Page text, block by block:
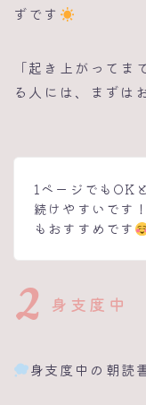
ずです
「起き上がって
る人には、まずは
1ページでもOK
続けやすいです
もおすすめです
2 身支度中
身支度中の朝読